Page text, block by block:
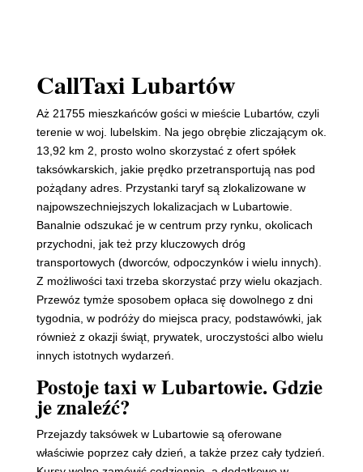
CallTaxi Lubartów
Aż 21755 mieszkańców gości w mieście Lubartów, czyli
terenie w woj. lubelskim. Na jego obrębie zliczającym ok.
13,92 km 2, prosto wolno skorzystać z ofert spółek
taksówkarskich, jakie prędko przetransportują nas pod
pożądany adres. Przystanki taryf są zlokalizowane w
najpowszechniejszych lokalizacjach w Lubartowie.
Banalnie odszukać je w centrum przy rynku, okolicach
przychodni, jak też przy kluczowych dróg
transportowych (dworców, odpoczynków i wielu innych).
Z możliwości taxi trzeba skorzystać przy wielu okazjach.
Przewóz tymże sposobem opłaca się dowolnego z dni
tygodnia, w podróży do miejsca pracy, podstawówki, jak
również z okazji świąt, prywatek, uroczystości albo wielu
innych istotnych wydarzeń.
Postoje taxi w Lubartowie. Gdzie
je znaleźć?
Przejazdy taksówek w Lubartowie są oferowane
właściwie poprzez cały dzień, a także przez cały tydzień.